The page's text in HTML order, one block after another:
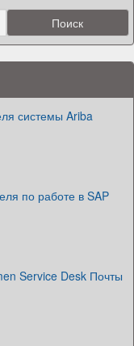
системы Ariba
по работе в SAP
Service Desk Почты